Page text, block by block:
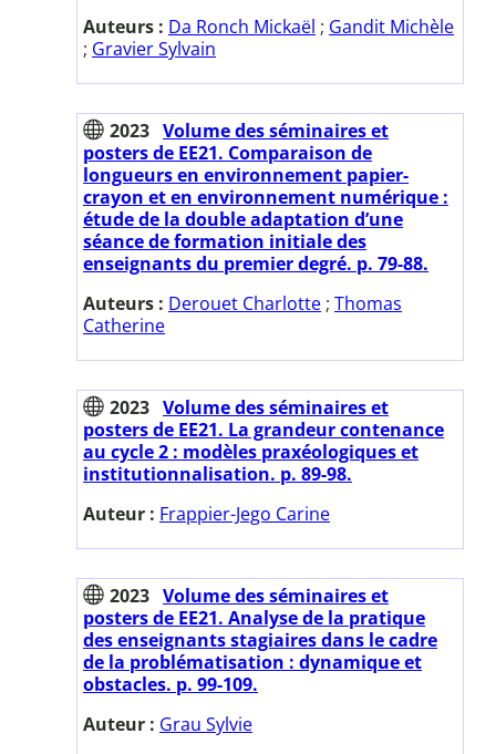
Auteurs : Da Ronch Mickaël ; Gandit Michèle
; Gravier Sylvain
2023 Volume des séminaires et
posters de EE21. Comparaison de
longueurs en environnement papier-
crayon et en environnement numérique :
étude de la double adaptation d’une
séance de formation initiale des
enseignants du premier degré. p. 79-88.
Auteurs : Derouet Charlotte ; Thomas
Catherine
2023 Volume des séminaires et
posters de EE21. La grandeur contenance
au cycle 2 : modèles praxéologiques et
institutionnalisation. p. 89-98.
Auteur : Frappier-Jego Carine
2023 Volume des séminaires et
posters de EE21. Analyse de la pratique
des enseignants stagiaires dans le cadre
de la problématisation : dynamique et
obstacles. p. 99-109.
Auteur : Grau Sylvie